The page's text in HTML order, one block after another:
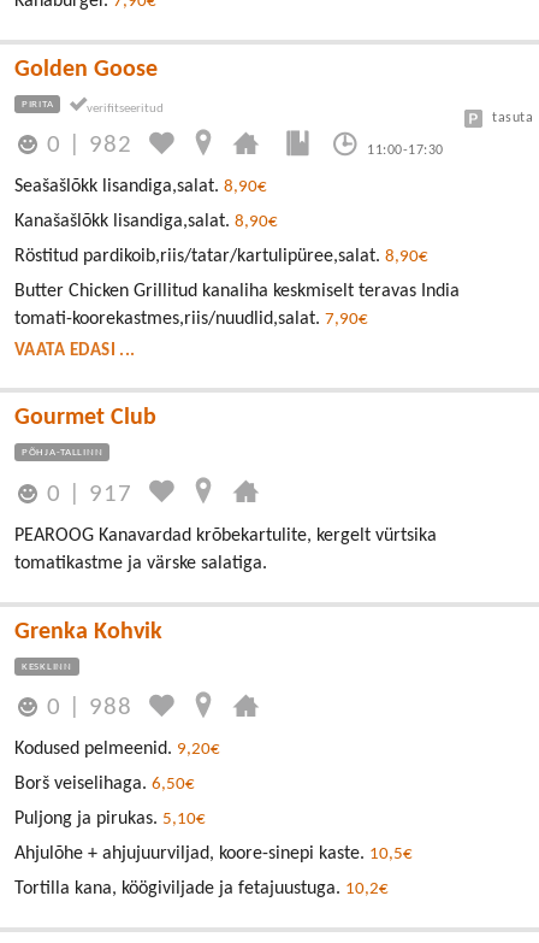
Golden Goose
PIRITA
0 982 11:00-17:30
tasuta
Seašašlõkk lisandiga,salat. 8,90€
Kanašašlõkk lisandiga,salat. 8,90€
Röstitud pardikoib,riis/tatar/kartulipüree,salat. 8,90€
Butter Chicken Grillitud kanaliha keskmiselt teravas India
tomati-koorekastmes,riis/nuudlid,salat. 7,90€
VAATA EDASI ...
Gourmet Club
PÕHJA-TALLINN
0 917
PEAROOG Kanavardad krõbekartulite, kergelt vürtsika
tomatikastme ja värske salatiga.
Grenka Kohvik
KESKLINN
0 988
Kodused pelmeenid. 9,20€
Borš veiselihaga. 6,50€
Puljong ja pirukas. 5,10€
Ahjulõhe + ahjujuurviljad, koore-sinepi kaste. 10,5€
Tortilla kana, köögiviljade ja fetajuustuga. 10,2€